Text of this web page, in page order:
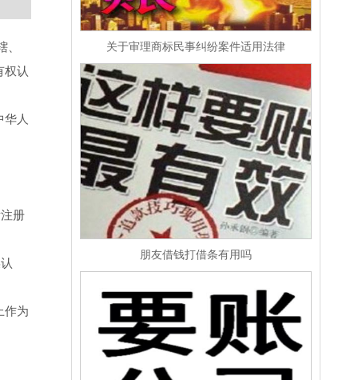
权认
华人
册
作为
关于审理商标民事纠纷案件适用法律
朋友借钱打借条有用吗